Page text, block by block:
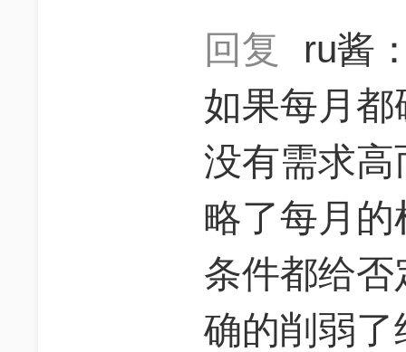
回复
ru酱
如果每月
没有需求
略了每月
条件都给
确的削弱了